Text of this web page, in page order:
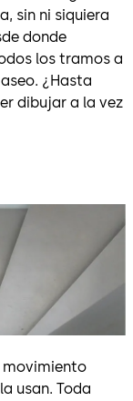
sin ni siquiera
donde
los tramos a
¿Hasta
dibujar a la vez
movimiento
usan. Toda